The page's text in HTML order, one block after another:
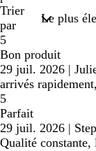
Trier
par
5
Bon produit
29 juil. 2026 |
arrivés
5
Parfait
29 juil. 2026 |
Qualité constante,